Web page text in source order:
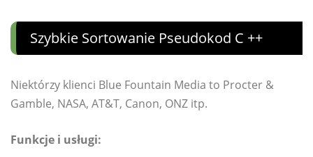
Szybkie Sortowanie Pseudokod C ++
Niektórzy klienci Blue Fountain Media to Procter &
Gamble, NASA, AT&T, Canon, ONZ itp.
Funkcje i usługi: